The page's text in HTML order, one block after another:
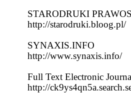
STARODRUKI
http://starodruki.bloog.pl/
SYNAXIS.INFO
http://www.synaxis.info/
Full Text Electronic
http://